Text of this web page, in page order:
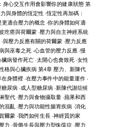
身心交互作用會影響你的健康狀態 第
與身體的恆定性 ‧恆定性再加碼：
更適合壓力的概念 ‧你的身體如何適
疙瘩與荷爾蒙 ‧壓力與自主神經系統
與壓力反應有關的荷爾蒙 ‧壓力反應
與巫毒之死 ‧心血管的壓力反應 ‧慢
病發作死亡 ‧太開心也會致死 ‧女性
格與心臟疾病 第4章 壓力、新陳代
身體裡 ‧在壓力事件中的能量運作 ‧
尿病 ‧成人型糖尿病 ‧新陳代謝症候
聖代 ‧壓力與食物攝取量 ‧蘋果和西
混亂 ‧壓力與功能性腸胃疾病 ‧消化
爾蒙 ‧我們如何生長 ‧神經質的家
力 ‧骨骼生長與壓力型侏儒症 ‧壓力